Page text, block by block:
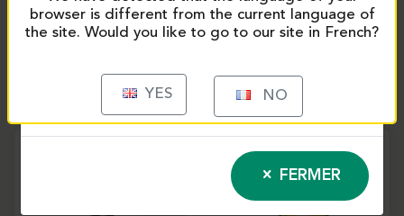
Extrait de vanille
Bourbon BIO L200 avec
Extrait de vanille
Bourbon L200 avec
12997M
FERMER
browser is different from the current language of
the site. Would you like to go to our site in French?
YES NO